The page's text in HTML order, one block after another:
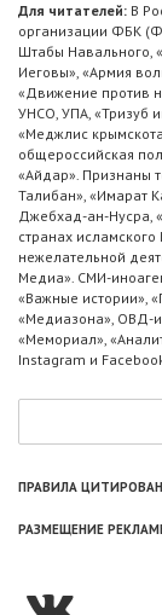
Для читателей: В
организации ФБК
Штабы Навального,
Иеговы», «Армия
«Движение против
УНСО, УПА, «Тризуб
«Меджлис
общероссийская
«Айдар». Признаны
Талибан», «Имарат
Джебхад-ан-Нусра,
странах
нежелательной
Медиа». СМИ-
«Важные истории»,
«Медиазона», ОВД-
«Мемориал»,
Instagram и
ПРАВИЛА
РАЗМЕЩЕНИЕ